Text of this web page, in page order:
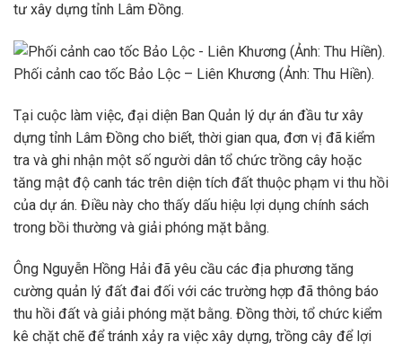
tư xây dựng tỉnh Lâm Đồng.
Phối cảnh cao tốc Bảo Lộc – Liên Khương (Ảnh: Thu Hiền).
Tại cuộc làm việc, đại diện Ban Quản lý dự án đầu tư xây
dựng tỉnh Lâm Đồng cho biết, thời gian qua, đơn vị đã kiểm
tra và ghi nhận một số người dân tổ chức trồng cây hoặc
tăng mật độ canh tác trên diện tích đất thuộc phạm vi thu hồi
của dự án. Điều này cho thấy dấu hiệu lợi dụng chính sách
trong bồi thường và giải phóng mặt bằng.
Ông Nguyễn Hồng Hải đã yêu cầu các địa phương tăng
cường quản lý đất đai đối với các trường hợp đã thông báo
thu hồi đất và giải phóng mặt bằng. Đồng thời, tổ chức kiểm
kê chặt chẽ để tránh xảy ra việc xây dựng, trồng cây để lợi